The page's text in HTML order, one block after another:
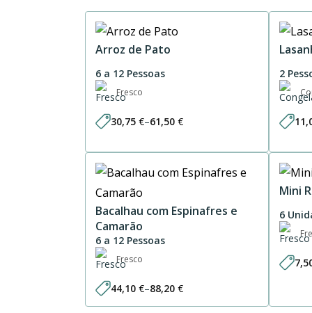
Arroz de Pato
6 a 12 Pessoas
Fresco
30,75 €–61,50 €
Price
30,75 €
61,50 €
2
Bacalhau com Espinafres e
Camarão
6 a 12 Pessoas
Fresco
44,10 €–88,20 €
Price
range:
Mini
6